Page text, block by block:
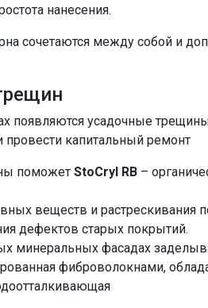
нанесения.
сочетаются между собой и
появляются усадочные
провести капитальный ремонт
поможет StoCryl RB –
веществ и растрескивания
дефектов старых покрытий.
минеральных фасадах
фиброволокнами,